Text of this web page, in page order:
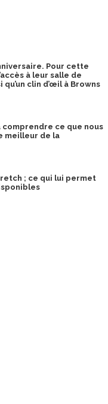
Pour cette
à leur salle de
clin d’œil à Browns
comprendre ce que nous
meilleur de la
; ce qui lui permet